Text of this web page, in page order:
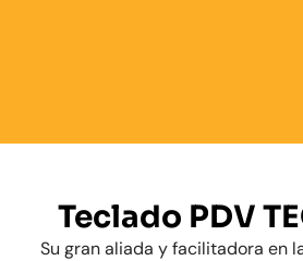
Teclado PDV
Su gran aliada y facilitadora en